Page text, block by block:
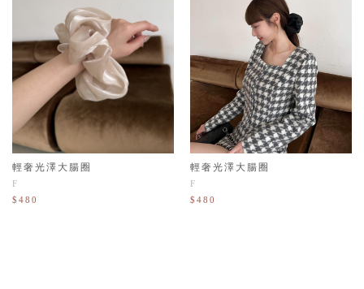
輕奢光澤大腸圈
F
$480
輕奢光澤大腸圈
F
$480